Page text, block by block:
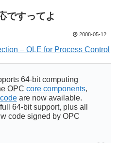
ですってよ
2008-05-12
– OLE for Process Control
64-bit computing
OPC core components,
are now available.
64-bit support, plus all
code signed by OPC